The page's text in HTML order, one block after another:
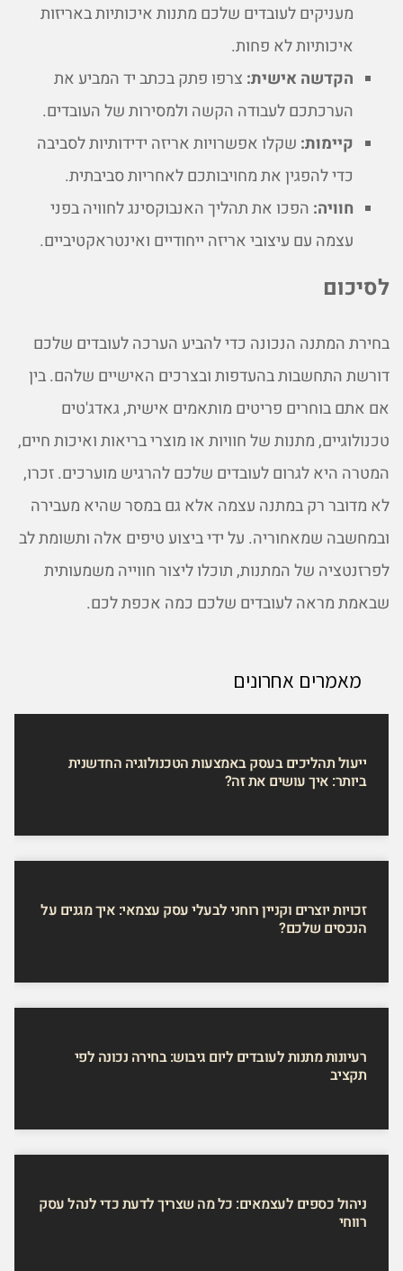
מעניקים לעובדים שלכם מתנות איכותיות באריזות
איכותיות לא פחות.
הקדשה אישית: צרפו פתק בכתב יד המביע את
הערכתכם לעבודה הקשה ולמסירות של העובדים.
קיימות: שקלו אפשרויות אריזה ידידותיות לסביבה
כדי להפגין את מחויבותכם לאחריות סביבתית.
חוויה: הפכו את תהליך האנבוקסינג לחוויה בפני
עצמה עם עיצובי אריזה ייחודיים ואינטראקטיביים.
לסיכום
בחירת המתנה הנכונה כדי להביע הערכה לעובדים שלכם
דורשת התחשבות בהעדפות ובצרכים האישיים שלהם. בין
אם אתם בוחרים פריטים מותאמים אישית, גאדג'טים
טכנולוגיים, מתנות של חוויות או מוצרי בריאות ואיכות חיים,
המטרה היא לגרום לעובדים שלכם להרגיש מוערכים. זכרו,
לא מדובר רק במתנה עצמה אלא גם במסר שהיא מעבירה
ובמחשבה שמאחוריה. על ידי ביצוע טיפים אלה ותשומת לב
לפרזנטציה של המתנות, תוכלו ליצור חווייה משמעותית
שבאמת מראה לעובדים שלכם כמה אכפת לכם.
מאמרים אחרונים
ייעול תהליכים בעסק באמצעות הטכנולוגיה החדשנית
ביותר: איך עושים את זה?
זכויות יוצרים וקניין רוחני לבעלי עסק עצמאי: איך מגנים על
הנכסים שלכם?
רעיונות מתנות לעובדים ליום גיבוש: בחירה נכונה לפי
תקציב
ניהול כספים לעצמאים: כל מה שצריך לדעת כדי לנהל עסק
רווחי